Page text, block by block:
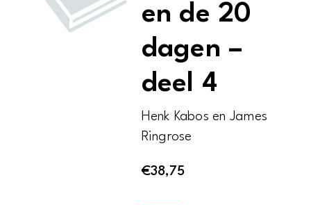
en de 20
dagen –
deel 4
Henk Kabos en James
Ringrose
€38,75